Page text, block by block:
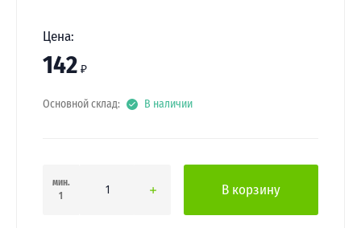
Цена:
142 ₽
Основной склад: В наличии
мин.
1
В корзину